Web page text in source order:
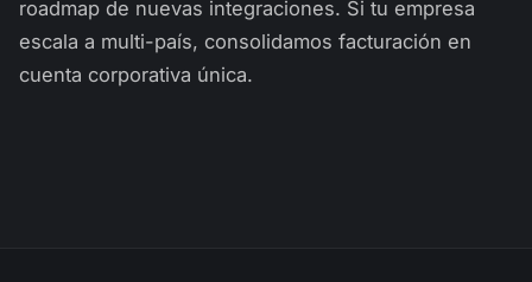
roadmap de nuevas integraciones. Si tu empresa
escala a multi-país, consolidamos facturación en
cuenta corporativa única.